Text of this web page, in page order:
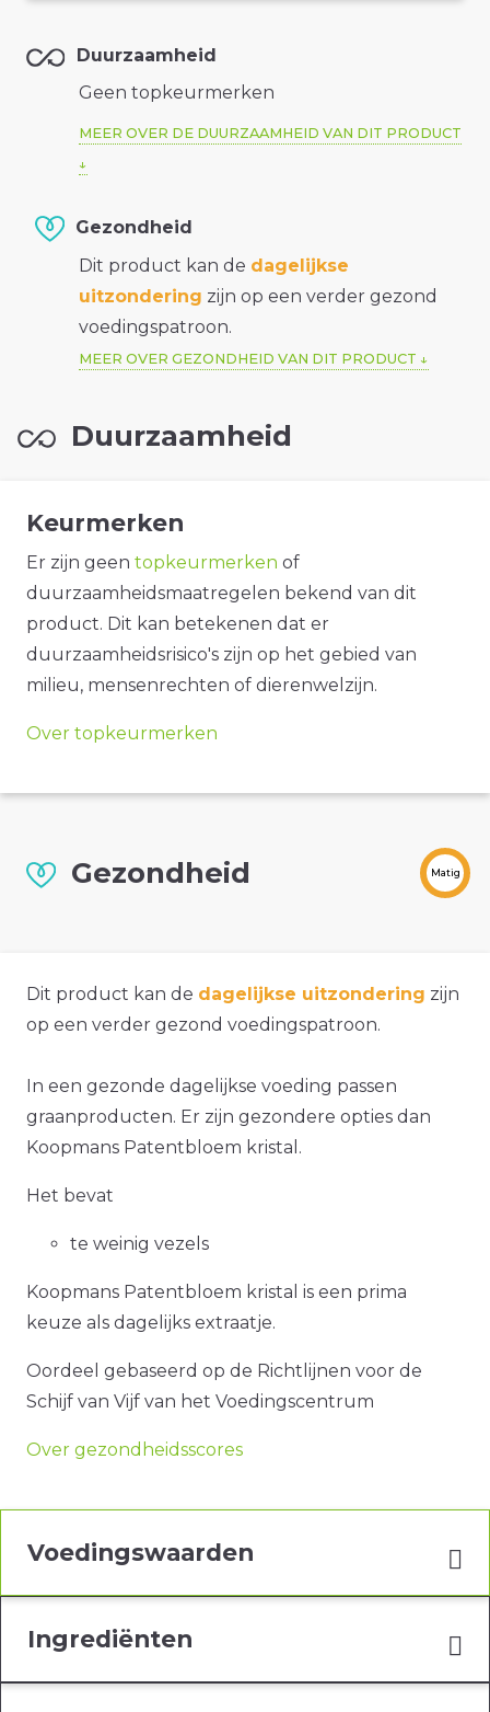
Duurzaamheid
Geen topkeurmerken
MEER OVER DE DUURZAAMHEID VAN DIT PRODUCT
Gezondheid
Dit product kan de dagelijkse
uitzondering zijn op een verder gezond
voedingspatroon.
MEER OVER GEZONDHEID VAN DIT PRODUCT
Duurzaamheid
Keurmerken
Er zijn geen topkeurmerken of
duurzaamheidsmaatregelen bekend van dit
product. Dit kan betekenen dat er
duurzaamheidsrisico's zijn op het gebied van
milieu, mensenrechten of dierenwelzijn.
Over topkeurmerken
Gezondheid Matig
Dit product kan de dagelijkse uitzondering zijn
op een verder gezond voedingspatroon.
In een gezonde dagelijkse voeding passen
graanproducten. Er zijn gezondere opties dan
Koopmans Patentbloem kristal.
Het bevat
te weinig vezels
Koopmans Patentbloem kristal is een prima
keuze als dagelijks extraatje.
Oordeel gebaseerd op de Richtlijnen voor de
Schijf van Vijf van het Voedingscentrum
Over gezondheidsscores
Voedingswaarden
Ingrediënten